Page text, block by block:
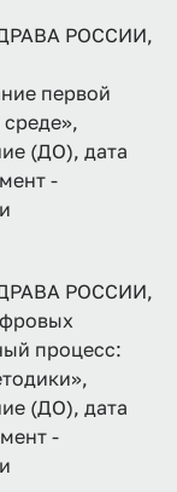
РОССИИ,
первой
(ДО), дата
-
РОССИИ,
процесс:
(ДО), дата
-